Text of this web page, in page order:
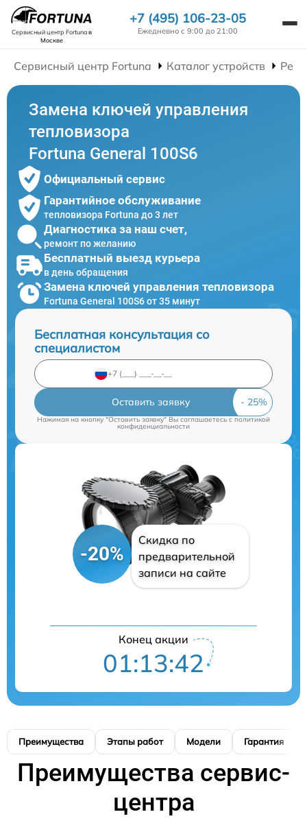
Сервисный центр Fortunaв
Москве
+7 (495) 106-23-05
Ежедневно с 9:00 до 21:00
Сервисный центр Fortuna Каталог устройств
Замена ключей управления
тепловизора
Fortuna General 100S6
Официальный сервис
Гарантийное обслуживание
тепловизора Fortuna до 3 лет
Диагностика за наш счет,
ремонт по желанию
Бесплатный выезд курьера
в день обращения
Замена ключей управления тепловизора
Fortuna General 100S6 от 35 минут
Бесплатная консультация со
специалистом
Оставить заявку
Нажимая на кнопку "Оставить заявку" Вы соглашаетесь cполитикой
конфиденциальности
-20%
Скидка по
предварительной
записи на сайте
Конец акции
01:13:42
Преимущества Этапы работ Модели Гарантия
Преимущества сервис-
центра